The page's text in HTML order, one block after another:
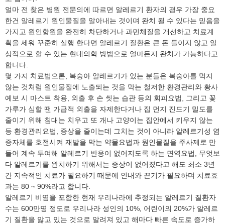
얼마 전 찾은 병원 전문의에 따르면 알레르기 환자의 경우 가장 중요
한건 알레르기 원인물질을 알아내는 것이며 완치 될 수 있다는 믿음을
가지고 원인항원을 완전히 차단하거나 과민체질을 개선하고 치료계
획을 세워 꾸준히 실행 한다면 알레르기 질환은 큰 돈 들이지 않고 일
상적으로 할 수 있는 현대의학 방법으로 얼마든지 완치가 가능하다고
합니다.
몇 가지 치료법으론, 복숭아 알레르기가 있는 분들은 복숭아를 먹지
않는 것처럼 원인물질에 노출되는 것을 막는 철저한 환경관리와 황사
예보 시 마스트 착용, 외출 후 손 씻는 습관 등의 회피요법, 그리고 꽃
가루가 심할 땐 가급적 외출을 자제한다거나 집 먼지 진드기 밀도를
줄이기 위해 침대는 치우고 또 개나 고양이는 집안에서 키우지 않는
등 환경관리요법, 증상을 줄이는데 그치는 것이 아니라 알레르기성 염
증자체를 호전시켜 재발을 막는 약물요법과 원인물질을 주사제로 만
들어 계속 투여해 알레르기 반응이 없어지도록 하는 면역요법, 무엇보
다 알레르기를 완치하기 위해서는 증상이 없어졌다고 해도 최소 3년
간 지속적인 치료가 필요하기 때문에 인내와 끈기가 필요하며 치료효
과는 80 ~ 90%라고 합니다.
알레르기 비염을 포함한 현재 우리나라에 추정되는 알레르기 질환자
수는 600만명 정도로 우리나라 성인의 10%, 어린이의 20%가 알레르
기 질환을 앓고 있는 것으로 알려져 있고 해마다 빠른 속도로 증가하